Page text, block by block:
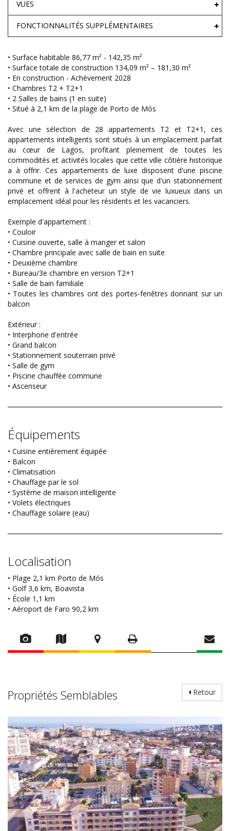
VUES
FONCTIONNALITÉS SUPPLÉMENTAIRES
• Surface habitable 86,77 m² - 142,35 m²
• Surface totale de construction 134,09 m² – 181,30 m²
• En construction - Achèvement 2028
• Chambres T2 + T2+1
• 2 Salles de bains (1 en suite)
• Situé à 2,1 km de la plage de Porto de Mós
Avec une sélection de 28 appartements T2 et T2+1, ces
appartements intelligents sont situés à un emplacement parfait
au cœur de Lagos, profitant pleinement de toutes les
commodités et activités locales que cette ville côtière historique
a à offrir. Ces appartements de luxe disposent d'une piscine
commune et de services de gym ainsi que d'un stationnement
privé et offrent à l'acheteur un style de vie luxueux dans un
emplacement idéal pour les résidents et les vacanciers.
Exemple d'appartement :
• Couloir
• Cuisine ouverte, salle à manger et salon
• Chambre principale avec salle de bain en suite
• Deuxième chambre
• Bureau/3e chambre en version T2+1
• Salle de bain familiale
• Toutes les chambres ont des portes-fenêtres donnant sur un
balcon
Extérieur :
• Interphone d'entrée
• Grand balcon
• Stationnement souterrain privé
• Salle de gym
• Piscine chauffée commune
• Ascenseur
Équipements
• Cuisine entièrement équipée
• Balcon
• Climatisation
• Chauffage par le sol
• Système de maison intelligente
• Volets électriques
• Chauffage solaire (eau)
Localisation
• Plage 2,1 km Porto de Mós
• Golf 3,6 km, Boavista
• École 1,1 km
• Aéroport de Faro 90,2 km
Retour
Propriétés Semblables
LW1652